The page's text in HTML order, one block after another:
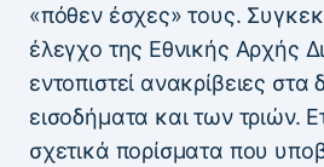
«πόθεν έσχες» τους.
έλεγχο της Εθνικής Αρχής
εντοπιστεί ανακρίβειες
εισοδήματα και των τριών.
σχετικά πορίσματα που